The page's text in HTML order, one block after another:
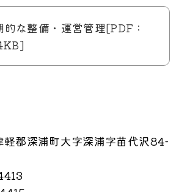
的な整備・運営管理[PDF：
軽郡深浦町大字深浦字苗代沢84-